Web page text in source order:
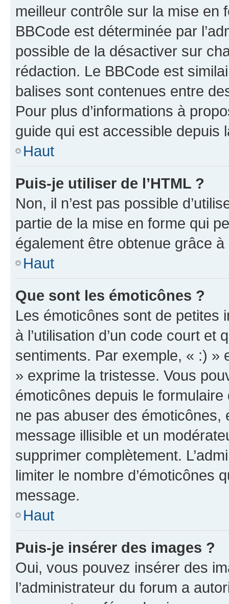
meilleur contrôle sur la mise en
BBCode est déterminée par
possible de la désactiver sur
rédaction. Le BBCode est
balises sont contenues entre
Pour plus d’informations à
guide qui est accessible depuis
Haut
Puis-je utiliser de l’HTML ?
Non, il n’est pas possible
partie de la mise en forme qui
également être obtenue grâce à
Haut
Que sont les émoticônes ?
Les émoticônes sont de petites
à l’utilisation d’un code court et
sentiments. Par exemple, « :) »
» exprime la tristesse. Vous
émoticônes depuis le
ne pas abuser des
message illisible et un
supprimer complètement.
limiter le nombre d’émoticônes
message.
Haut
Puis-je insérer des images ?
Oui, vous pouvez insérer des
l’administrateur du forum a